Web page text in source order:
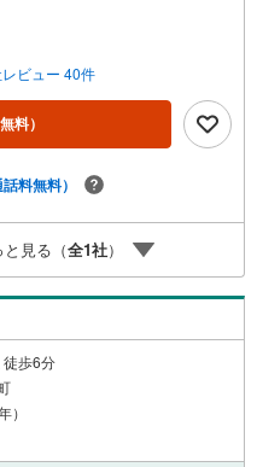
象店舗】当店で物件を成約す
もらえる「Yahoo！ 不動産
対象になります。「資料をも
タンからお問い合わせくださ
IDでログインしてください。※P
と譲渡はできません。ご案
おります！お気軽にお問い合
ビュー 40件
無料）
話料無料）
見る（全1社）
徒歩6分
）